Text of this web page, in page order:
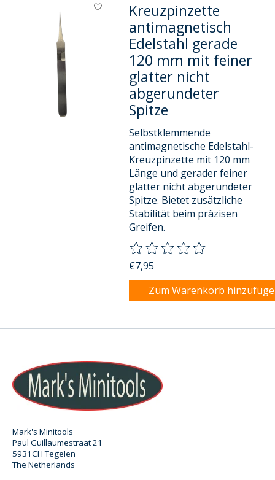
Kreuzpinzette
antimagnetisch
Edelstahl gerade
120 mm mit feiner
glatter nicht
abgerundeter
Spitze
Selbstklemmende
antimagnetische Edelstahl-
Kreuzpinzette mit 120 mm
Länge und gerader feiner
glatter nicht abgerundeter
Spitze. Bietet zusätzliche
Stabilität beim präzisen
Greifen.
Die Bewertung dieses
€7,95
Zum Warenkorb
Mark's Minitools
Paul Guillaumestraat 21
5931CH Tegelen
The Netherlands